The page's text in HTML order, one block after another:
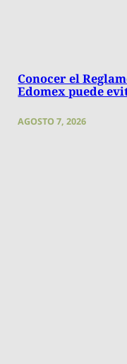
Conocer el
Edomex puede
AGOSTO 7, 2026